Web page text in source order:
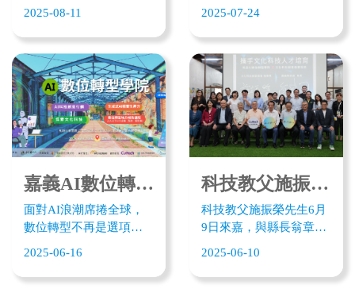
灣人工智能發展協會舉
高中梯次8月22登場。三
天的AI創意夏令營，來
自不同高中生組團以
「黑客松」
（Hackathon）協同創
作。學生從出題的新嘉
義主題方向在8個小時
方案，到作出原型（app
或網頁）、到製作創業
簡報、孩子合作無間，
展現高度創業精神。
鄉照護問題、巡檢夜市
的垃圾」、「用AI垃圾
桶解決東石垃圾問
題？」這些創新發想竟
來自一群國中生？嘉義
縣文化觀光局舉辦
「2025 AI創意夏令營」
義國中組隊，在三天夏
令營中運用AI工具；製
作創業簡報、甚至開發
產品模型APP，還能模擬
商業模式，成果令人驚
2025-08-11
技創新基地舉辦「跨區
跨域媒合產業小聚」，
邀集超過40組文化科
技、影視製作、新創業
者與國際藝術團隊參
與，發展數位內容產業
2025-07-24
嘉義AI數位轉型學院開課 為產業升級提供 AI 實戰力
面對AI浪潮席捲全球，
數位轉型不再是選項，
義縣文化觀光局主辦的
2025-06-16
科技教父施振榮來嘉 以微笑曲線為農工科技創造價值
科技教父施振榮先生6月
9日來嘉，與縣長翁章梁
三昧堂、培桂堂及蒜頭
2025-06-10